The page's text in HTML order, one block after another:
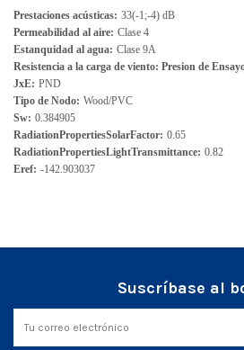
Prestaciones acústicas: 33(-1;-4) dB
Permeabilidad al aire: Clase 4
Estanquidad al agua: Clase 9A
Resistencia a la carga de viento: Presion de
JxE: PND
Tipo de Nodo: Wood/PVC
Sw: 0.384905
RadiationPropertiesSolarFactor: 0.65
RadiationPropertiesLightTransmittance: 0.82
Eref: -142.903037
Suscríbase al